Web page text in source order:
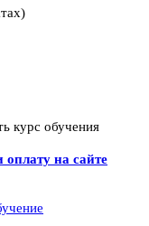
курс обучения
оплату на сайте